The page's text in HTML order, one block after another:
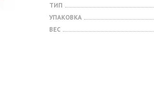
ТИП
УПАКОВКА
ВЕС